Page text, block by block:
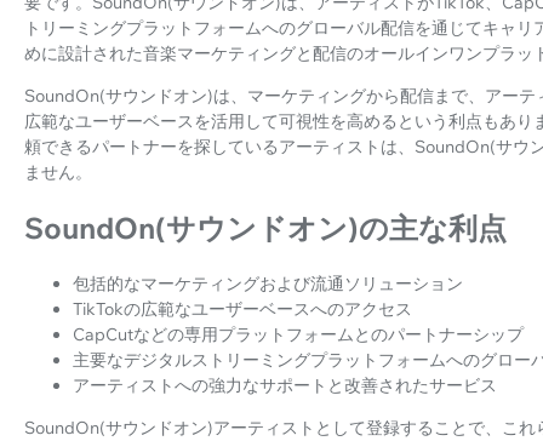
トリーミングプラットフォームへのグローバル配信を通じてキャ
めに設計された音楽マーケティングと配信のオールインワンプラッ
SoundOn(サウンドオン)は、マーケティングから配信まで、アー
広範なユーザーベースを活用して可視性を高めるという利点もあ
頼できるパートナーを探しているアーティストは、SoundOn(サウ
ません。
SoundOn(サウンドオン)の主な利点
包括的なマーケティングおよび流通ソリューション
TikTokの広範なユーザーベースへのアクセス
CapCutなどの専用プラットフォームとのパートナーシップ
主要なデジタルストリーミングプラットフォームへのグロー
アーティストへの強力なサポートと改善されたサービス
SoundOn(サウンドオン)アーティストとして登録することで、こ